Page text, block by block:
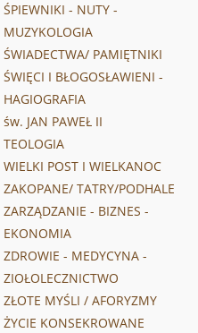
ŚPIEWNIKI - NUTY -
MUZYKOLOGIA
ŚWIADECTWA/ PAMIĘTNIKI
ŚWIĘCI I BŁOGOSŁAWIENI -
HAGIOGRAFIA
św. JAN PAWEŁ II
TEOLOGIA
WIELKI POST I WIELKANOC
ZAKOPANE/ TATRY/PODHALE
ZARZĄDZANIE - BIZNES -
EKONOMIA
ZDROWIE - MEDYCYNA -
ZIOŁOLECZNICTWO
ZŁOTE MYŚLI / AFORYZMY
ŻYCIE KONSEKROWANE